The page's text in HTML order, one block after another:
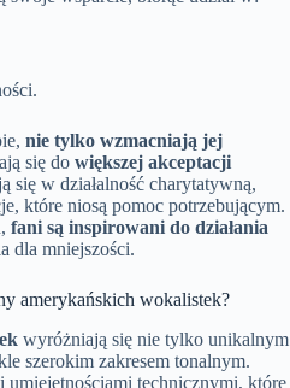
nie tylko wzmacniają jej
się do większej akceptacji
się w działalność charytatywną,
które niosą pomoc potrzebującym.
fani są inspirowani do działania
dla mniejszości.
amerykańskich wokalistek?
wyróżniają się nie tylko unikalnym
szerokim zakresem tonalnym.
umiejętnościami technicznymi, które